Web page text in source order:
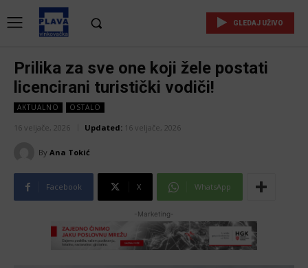
GLEDAJ UŽIVO
Prilika za sve one koji žele postati
licencirani turistički vodiči!
AKTUALNO OSTALO
16 veljače, 2026 Updated: 16 veljače, 2026
By Ana Tokić
Facebook X WhatsApp
-Marketing-